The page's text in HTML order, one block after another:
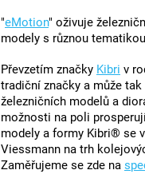
"eMotion" oživuje
modely s různou
Převzetím značky Kibri v
tradiční značky a může
železničních modelů a
možnosti na poli
modely a formy Kibri® se
Viessmann na trh
Zaměřujeme se zde na